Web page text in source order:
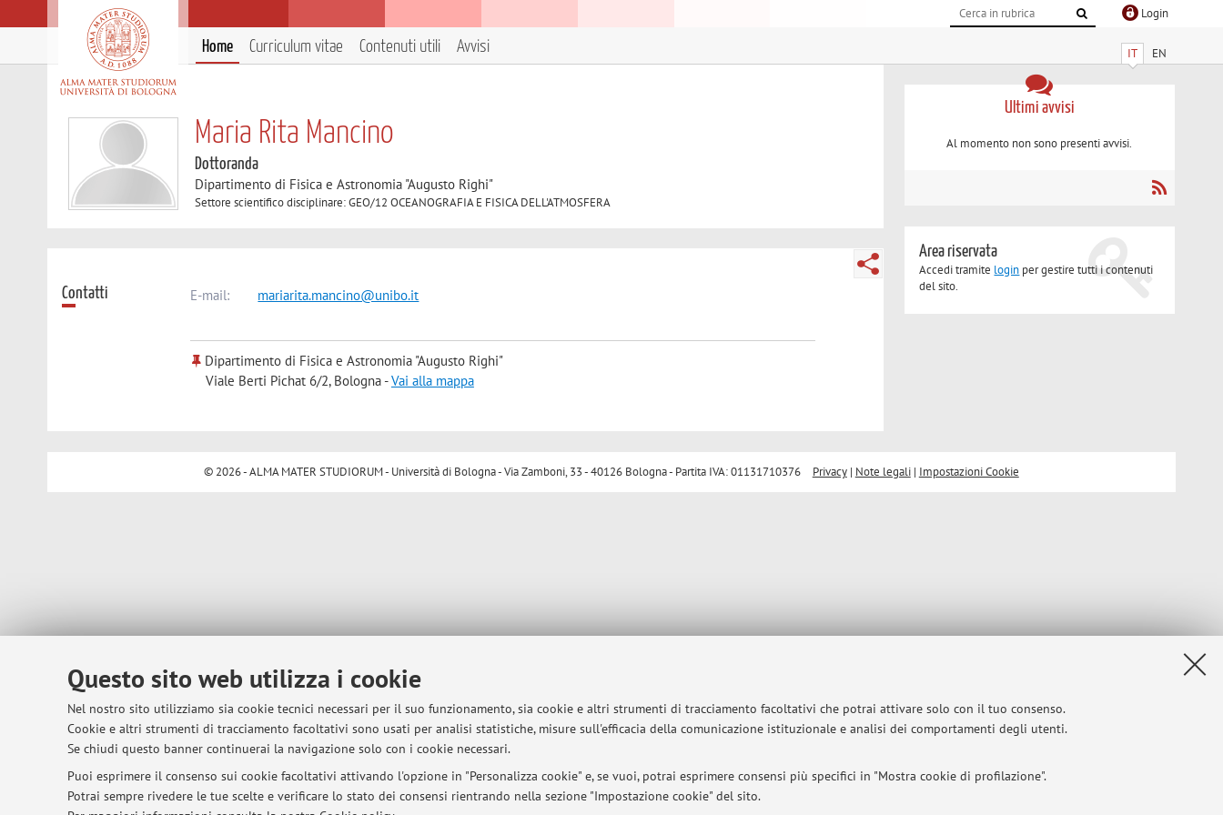
Questo sito web utilizza i cookie
Nel nostro sito utilizziamo sia cookie tecnici necessari per il suo funzionamento, sia cookie e altri strumenti di tracciamento facoltativi che potrai attivare solo con il tuo consenso.
Cookie e altri strumenti di tracciamento facoltativi sono usati per analisi statistiche, misure sull'efficacia della comunicazione istituzionale e analisi dei comportamenti degli utenti.
Se chiudi questo banner continuerai la navigazione solo con i cookie necessari.
Puoi esprimere il consenso sui cookie facoltativi attivando l'opzione in "Personalizza cookie" e, se vuoi, potrai esprimere consensi più specifici in "Mostra cookie di profilazione".
Potrai sempre rivedere le tue scelte e verificare lo stato dei consensi rientrando nella sezione "Impostazione cookie" del sito.
Login
IT EN
Home Curriculum vitae Contenuti utili Avvisi
Maria Rita Mancino
Dottoranda
Dipartimento di Fisica e Astronomia "Augusto Righi"
Settore scientifico disciplinare: GEO/12 OCEANOGRAFIA E FISICA DELL'ATMOSFERA
Contatti E-mail: mariarita.mancino@unibo.it
Dipartimento di Fisica e Astronomia "Augusto Righi"
Viale Berti Pichat 6/2, Bologna -Vai alla mappa
Ultimi avvisi
Al momento non sono presenti avvisi.
Area riservata
Accedi tramite login per gestire tutti i contenuti
del sito.
© 2026 - ALMA MATER STUDIORUM - Università di Bologna - Via Zamboni, 33 - 40126 Bologna - Partita IVA: 01131710376 Privacy| Note legali| Impostazioni Cookie